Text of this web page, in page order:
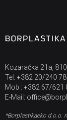
Kozaračka 21a,
Tel: +382 20/240
Mob : +382 67/621
E-Mail:
*Borplastikaeko d.o.o.